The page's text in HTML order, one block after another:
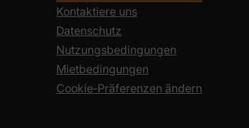
Kontaktiere uns
Datenschutz
Nutzungsbedingungen
Mietbedingungen
Cookie‑Präferenzen ändern